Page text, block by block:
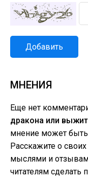
Добавить
МНЕНИЯ
Еще нет
дракона или
мнение может
Расскажите о
мыслями и
читателям